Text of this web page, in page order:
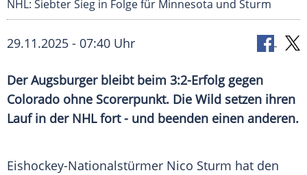
NHL: Siebter Sieg in Folge für Minnesota und Sturm
29.11.2025 - 07:40 Uhr
Der Augsburger bleibt beim 3:2-Erfolg gegen
Colorado ohne Scorerpunkt. Die Wild setzen ihren
Lauf in der NHL fort - und beenden einen anderen.
Eishockey-Nationalstürmer Nico Sturm hat den